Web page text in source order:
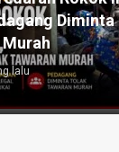
yang lalu